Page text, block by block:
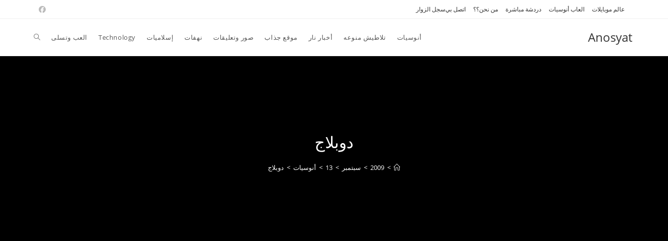
عالم موبايلات العاب أنوسيات دردشة مباشرة من نحن؟؟ اتصل بيسجل الزوار
Anosyat أنوسيات تلاطيش منوعه أخبار نار موقع جذاب صور وتعليقات نهفات إسلاميات Technology العب وتسلى Toggle
دوبلاج
>
2009
> سبتمبر >
13
> أنوسيات > دوبلاج